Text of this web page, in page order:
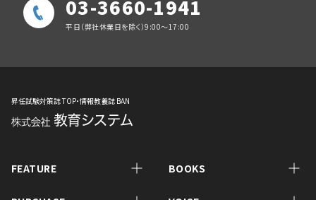
03-3660-1941
平日（弊社休業日を除く）9:00～17:00
昇任試験対策誌 TOP・情報教養誌 BAN
FEATURE BOOKS